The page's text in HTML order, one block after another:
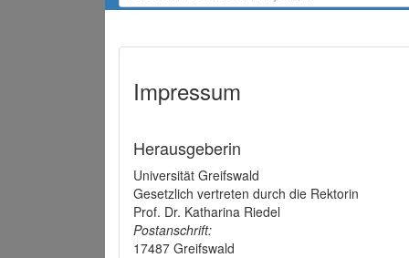
Impressum
Herausgeberin
Universität Greifswald
Gesetzlich vertreten durch die Rektorin
Prof. Dr. Katharina Riedel
Postanschrift:
17487 Greifswald